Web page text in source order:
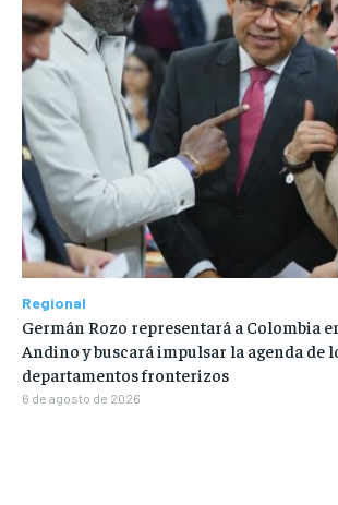
Regional
Germán Rozo representará a Colombia
Andino y buscará impulsar la agenda de
departamentos fronterizos
6 de agosto de 2026